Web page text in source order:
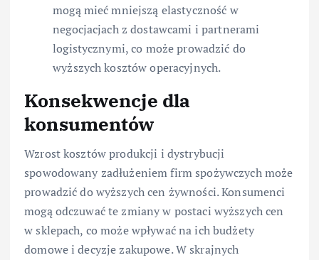
mogą mieć mniejszą elastyczność w
negocjacjach z dostawcami i partnerami
logistycznymi, co może prowadzić do
wyższych kosztów operacyjnych.
Konsekwencje dla
konsumentów
Wzrost kosztów produkcji i dystrybucji
spowodowany zadłużeniem firm spożywczych może
prowadzić do wyższych cen żywności. Konsumenci
mogą odczuwać te zmiany w postaci wyższych cen
w sklepach, co może wpływać na ich budżety
domowe i decyzje zakupowe. W skrajnych